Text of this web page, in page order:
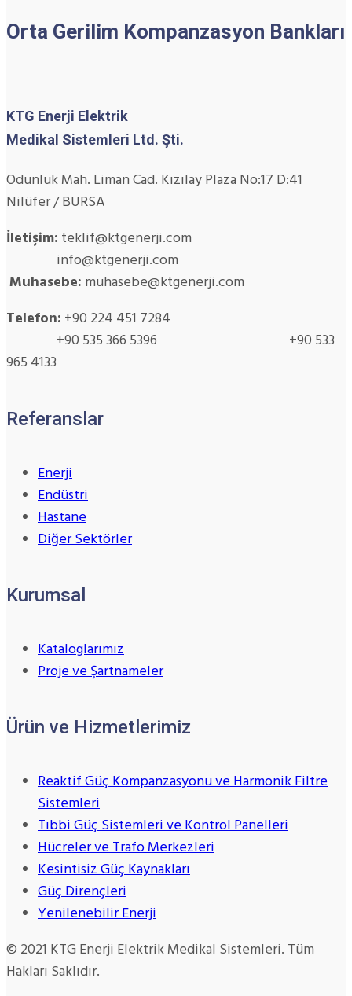
Orta Gerilim Kompanzasyon Bankları
KTG Enerji Elektrik
Medikal Sistemleri Ltd. Şti.
Odunluk Mah. Liman Cad. Kızılay Plaza No:17 D:41
Nilüfer / BURSA
İletişim: teklif@ktgenerji.com
info@ktgenerji.com
Muhasebe: muhasebe@ktgenerji.com
Telefon: +90 224 451 7284
+90 535 366 5396 +90 533
965 4133
Referanslar
Enerji
Endüstri
Hastane
Diğer Sektörler
Kurumsal
Kataloglarımız
Proje ve Şartnameler
Ürün ve Hizmetlerimiz
Reaktif Güç Kompanzasyonu ve Harmonik Filtre
Sistemleri
Tıbbi Güç Sistemleri ve Kontrol Panelleri
Hücreler ve Trafo Merkezleri
Kesintisiz Güç Kaynakları
Güç Dirençleri
Yenilenebilir Enerji
© 2021 KTG Enerji Elektrik Medikal Sistemleri. Tüm
Hakları Saklıdır.